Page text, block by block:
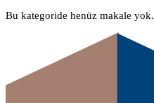
Bu kategoride henüz makale yok.